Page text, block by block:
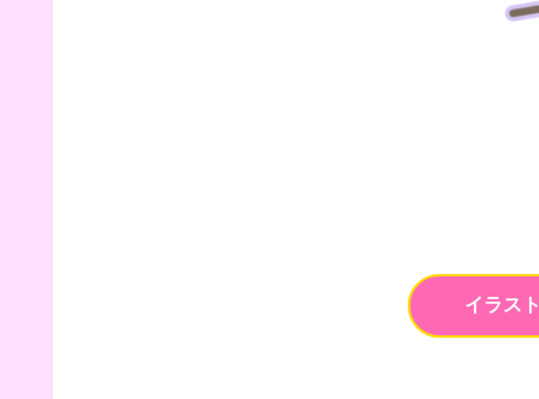
イラス